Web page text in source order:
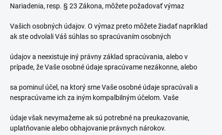
Nariadenia, resp. § 23 Zákona, môžete požadovať výmaz
Vašich osobných údajov. O výmaz preto môžete žiadať napríklad
ak ste odvolali Váš súhlas so spracúvaním osobných
údajov a neexistuje iný právny základ spracúvania, alebo v
prípade, že Vaše osobné údaje spracúvame nezákonne, alebo
sa pominul účel, na ktorý sme Vaše osobné údaje spracúvali a
nespracúvame ich za iným kompalbilným účelom. Vaše
údaje však nevymažeme ak sú potrebné na preukazovanie,
uplatňovanie alebo obhajovanie právnych nárokov.